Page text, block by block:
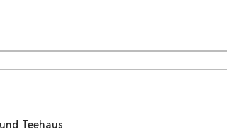
Teehaus